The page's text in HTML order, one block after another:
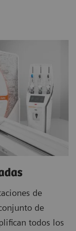
de
de
todos los